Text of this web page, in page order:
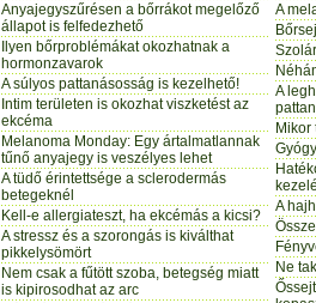
Anyajegyszűrésen a bőrrákot megelőző
állapot is felfedezhető
Ilyen bőrproblémákat okozhatnak a
hormonzavarok
A súlyos pattanásosság is kezelhető!
Intim területen is okozhat viszketést az
ekcéma
Melanoma Monday: Egy ártalmatlannak
tűnő anyajegy is veszélyes lehet
A tüdő érintettsége a sclerodermás
betegeknél
Kell-e allergiateszt, ha ekcémás a kicsi?
A stressz és a szorongás is kiválthat
pikkelysömört
Nem csak a fűtött szoba, betegség miatt
is kipirosodhat az arc
A
A
A
Ne